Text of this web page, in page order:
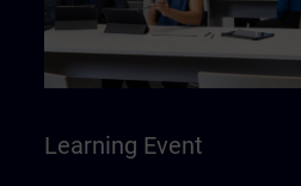
Learning Event